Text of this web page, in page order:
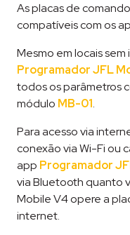
As placas de comando
compatíveis com os
Mesmo em locais
Programador JFL
todos os parâmetros
módulo MB-01.
Para acesso via
conexão via Wi-Fi ou
app Programador
via Bluetooth quanto
Mobile V4 opere a
internet.